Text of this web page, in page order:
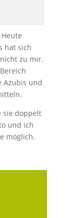
hat sich
zu mir.
Azubis und
sie doppelt
und ich
möglich.